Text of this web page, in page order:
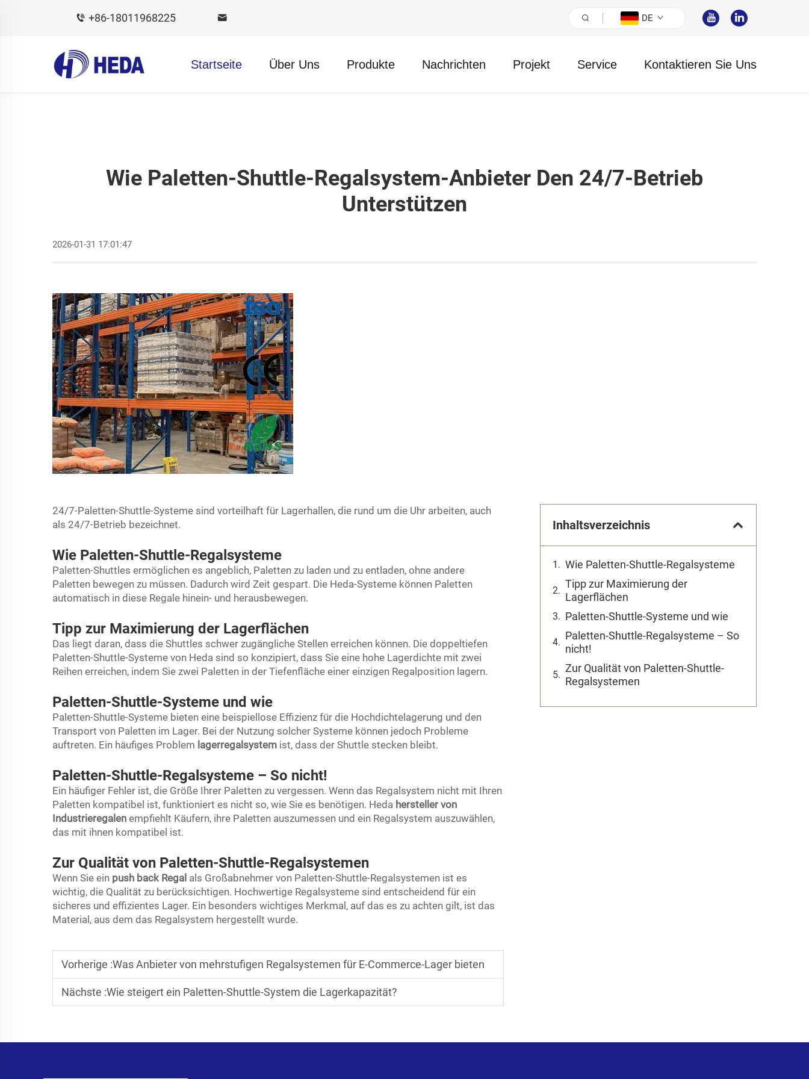
+86-18011968225 DE
Startseite Über Uns Produkte Nachrichten Projekt Service Kontaktieren Sie Uns
Wie Paletten-Shuttle-Regalsystem-Anbieter Den 24/7-Betrieb
Unterstützen
2026-01-31 17:01:47
24/7-Paletten-Shuttle-Systeme sind vorteilhaft für Lagerhallen, die rund um die Uhr arbeiten, auch
als 24/7-Betrieb bezeichnet.
Wie Paletten-Shuttle-Regalsysteme
Paletten-Shuttles ermöglichen es angeblich, Paletten zu laden und zu entladen, ohne andere
Paletten bewegen zu müssen. Dadurch wird Zeit gespart. Die Heda-Systeme können Paletten
automatisch in diese Regale hinein- und herausbewegen.
Tipp zur Maximierung der Lagerflächen
Das liegt daran, dass die Shuttles schwer zugängliche Stellen erreichen können. Die doppeltiefen
Paletten-Shuttle-Systeme von Heda sind so konzipiert, dass Sie eine hohe Lagerdichte mit zwei
Reihen erreichen, indem Sie zwei Paletten in der Tiefenfläche einer einzigen Regalposition lagern.
Paletten-Shuttle-Systeme und wie
Paletten-Shuttle-Systeme bieten eine beispiellose Effizienz für die Hochdichtelagerung und den
Transport von Paletten im Lager. Bei der Nutzung solcher Systeme können jedoch Probleme
auftreten. Ein häufiges Problem lagerregalsystem ist, dass der Shuttle stecken bleibt.
Paletten-Shuttle-Regalsysteme – So nicht!
Ein häufiger Fehler ist, die Größe Ihrer Paletten zu vergessen. Wenn das Regalsystem nicht mit Ihren
Paletten kompatibel ist, funktioniert es nicht so, wie Sie es benötigen. Heda hersteller von
Industrieregalen empfiehlt Käufern, ihre Paletten auszumessen und ein Regalsystem auszuwählen,
das mit ihnen kompatibel ist.
Zur Qualität von Paletten-Shuttle-Regalsystemen
Wenn Sie ein push back Regal als Großabnehmer von Paletten-Shuttle-Regalsystemen ist es
wichtig, die Qualität zu berücksichtigen. Hochwertige Regalsysteme sind entscheidend für ein
sicheres und effizientes Lager. Ein besonders wichtiges Merkmal, auf das es zu achten gilt, ist das
Material, aus dem das Regalsystem hergestellt wurde.
Vorherige :Was Anbieter von mehrstufigen Regalsystemen für E-Commerce-Lager bieten
Nächste :Wie steigert ein Paletten-Shuttle-System die Lagerkapazität?
Inhaltsverzeichnis
Wie Paletten-Shuttle-Regalsysteme
Tipp zur Maximierung der
Lagerflächen
Paletten-Shuttle-Systeme und wie
Paletten-Shuttle-Regalsysteme – So
nicht!
Zur Qualität von Paletten-Shuttle-
Regalsystemen